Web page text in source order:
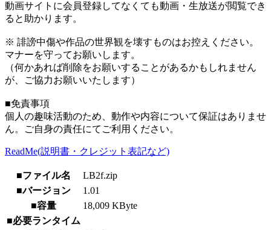
動画サイトに会員登録してなくても動画・生放送が閲覧でき
ると助かります。
※ 誹謗中傷や作品の世界観を壊すものはお控えください。
マナーを守ってお願いします。
（何かあれば削除をお願いすることがあるかもしれません
が、ご協力お願いいたします）
■免責事項
個人の趣味活動のため、動作や内容について保証はありませ
ん。ご自身の責任にてご利用ください。
ReadMe(説明書・クレジット表記など)
■ファイル名
LB2f.zip
■バージョン
1.01
■容量
18,009 KByte
■必要ランタイム